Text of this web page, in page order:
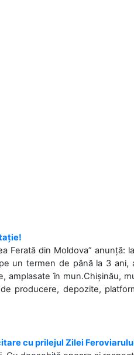
Ferată din Moldova” anunță:
un termen de până la 3
amplasate în mun.Chișinău,
producere, depozite,
cu prilejul Zilei